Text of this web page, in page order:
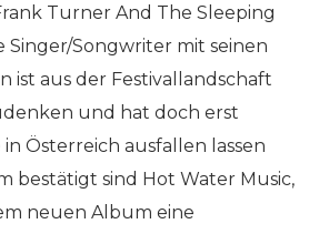
Turner And The Sleeping
Singer/Songwriter mit seinen
ist aus der Festivallandschaft
und hat doch erst
Österreich ausfallen lassen
bestätigt sind Hot Water Music,
neuen Album eine